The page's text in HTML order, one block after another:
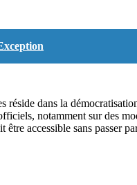
réside dans la
notamment sur des
être accessible sans passer